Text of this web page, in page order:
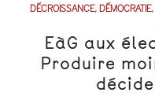
DÉCROISSANCE,DÉMOCRATIE,
EàG aux
Produire